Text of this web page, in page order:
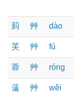
菿 艸 dào
芙 艸 fú
蓉 艸 rónɡ
薳 艸 wěi